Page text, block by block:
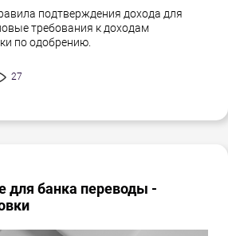
подтверждения дохода для
требования к доходам
по одобрению.
27
для банка переводы -